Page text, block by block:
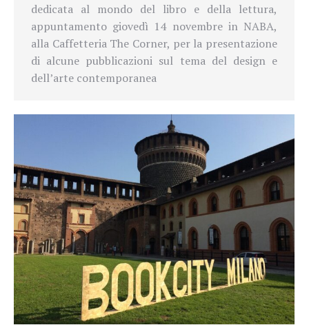
dedicata al mondo del libro e della lettura,
appuntamento giovedì 14 novembre in NABA,
alla Caffetteria The Corner, per la presentazione
di alcune pubblicazioni sul tema del design e
dell’arte contemporanea